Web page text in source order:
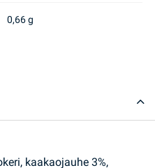
0,66 g
kaakaojauhe 3%,